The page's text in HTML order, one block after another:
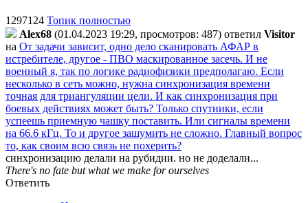
1297124 Топик полностью
Alex68 (01.04.2023 19:29, просмотров: 487) ответил Visitor
на От задачи зависит, одно дело сканировать АФАР в
истребителе, другое - ПВО маскированное засечь. И не
военный я, так по логике радиофизики предполагаю. Если
несколько в сеть можно, нужна синхронизация времени
точная для триангуляции цели. И как синхронизация при
боевых действиях может быть? Только спутники, если
успеешь приемную чашку поставить. Или сигналы времени
на 66.6 кГц. То и другое зашумить не сложно. Главный вопрос
то, как своим всю связь не похерить?
синхронизацию делали на рубидии. но не доделали...
There's no fate but what we make for ourselves
Ответить